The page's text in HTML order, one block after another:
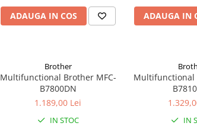
ADAUGA IN COS ADAUGA IN
Brother
Multifunctional Brother MFC-
B7800DN
1.189,00 Lei
IN STOC
Multifunctional
IN